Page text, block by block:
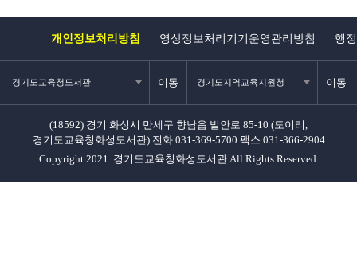
개인정보처리방침 영상정보처리기기운영관리방침 행
경기도교육청도서관 이동 경기도지역교육지원청 이동
(18592) 경기 화성시 만세구 향남읍 발안로 85-10 (도이리,
경기도교육청화성도서관) 전화 031-369-5700 팩스 031-366-2904
Copyright 2021. 경기도교육청화성도서관 All Rights Reserved.